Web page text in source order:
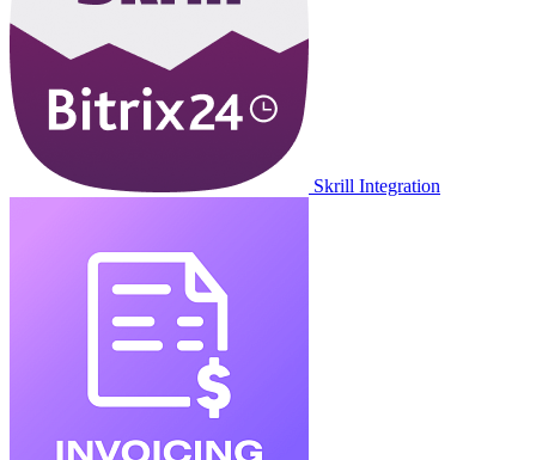
Skrill Integration